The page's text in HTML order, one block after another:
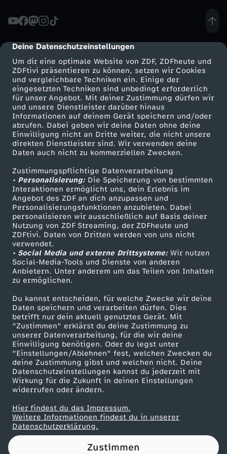
cmp-dialog-description
Deine Datenschutzeinstellungen
Um dir eine optimale Website von ZDF, ZDFheute und
ZDFtivi präsentieren zu können, setzen wir Cookies
und vergleichbare Techniken ein. Einige der
eingesetzten Techniken sind unbedingt erforderlich
für unser Angebot. Mit deiner Zustimmung dürfen wir
und unsere Dienstleister darüber hinaus
Informationen auf deinem Gerät speichern und/oder
abrufen. Dabei geben wir deine Daten ohne deine
Einwilligung nicht an Dritte weiter, die nicht unsere
direkten Dienstleister sind. Wir verwenden deine
Daten auch nicht zu kommerziellen Zwecken.
Zustimmungspflichtige Datenverarbeitung
• Personalisierung:Die Speicherung von bestimmten
Interaktionen ermöglicht uns, dein Erlebnis im
Angebot des ZDF an dich anzupassen und
Personalisierungsfunktionen anzubieten. Dabei
personalisieren wir ausschließlich auf Basis deiner
Nutzung von ZDF Streaming, der ZDFheute und
ZDFtivi. Daten von Dritten werden von uns nicht
verwendet.
• Social Media und externe Drittsysteme:Wir nutzen
Social-Media-Tools und Dienste von anderen
Anbietern. Unter anderem um das Teilen von Inhalten
zu ermöglichen.
Du kannst entscheiden, für welche Zwecke wir deine
Daten speichern und verarbeiten dürfen. Dies
betrifft nur dein aktuell genutztes Gerät. Mit
"Zustimmen" erklärst du deine Zustimmung zu
unserer Datenverarbeitung, für die wir deine
Einwilligung benötigen. Oder du legst unter
"Einstellungen/Ablehnen" fest, welchen Zwecken du
deine Zustimmung gibst und welchen nicht. Deine
Datenschutzeinstellungen kannst du jederzeit mit
Wirkung für die Zukunft in deinen Einstellungen
widerrufen oder ändern.
Hier findest du das Impressum.
Weitere Informationen findest du in unserer
Datenschutzerklärung.
Zustimmen
-
P
a
r
t
e
i
t
a
g
:
"
E
s
g
a
b
s
Mehr ZDF
ZDF-Apps
Smart TV
ZDFtext
Livestreams
Sendungen A-Z
TV-Programm
Service
ZDFmitreden
Kontakt zum ZDF
Tickets
Zuschauerservice
Hilfe
ZDF Unternehmen
Karriere
ZDF goes Schule
Werbefernsehen
Mainzelmännchen
Partner